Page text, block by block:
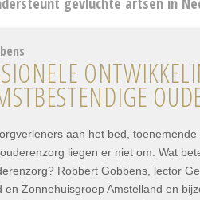
aan het bed,
liegen er niet om. Wat
Robbert Gobbens, lector
en Zonnehuisgroep Amstelland en